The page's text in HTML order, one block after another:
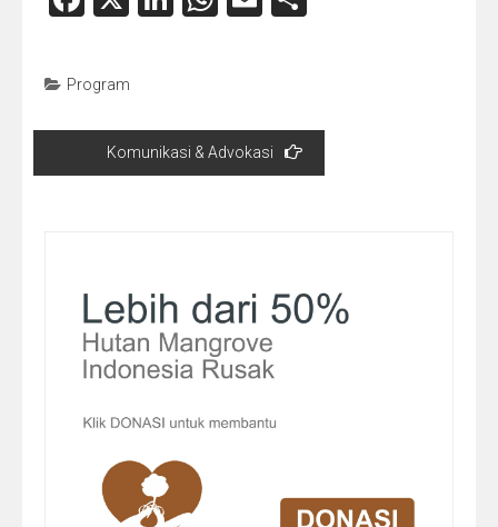
Program
Navigasi
Komunikasi & Advokasi